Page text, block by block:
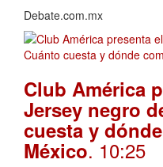
Debate.com.mx
Club América
Jersey negro
cuesta y
México. 10:25